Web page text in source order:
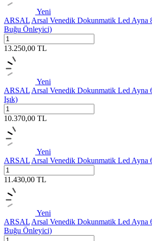
Yeni
ARSALArsal Venedik Dokunmatik Led Ayna
Buğu Önleyici)
13.250,00 TL
Yeni
ARSALArsal Venedik Dokunmatik Led Ayna
Işık)
10.370,00 TL
Yeni
ARSALArsal Venedik Dokunmatik Led Ayna
11.430,00 TL
Yeni
ARSALArsal Venedik Dokunmatik Led Ayna
Buğu Önleyici)